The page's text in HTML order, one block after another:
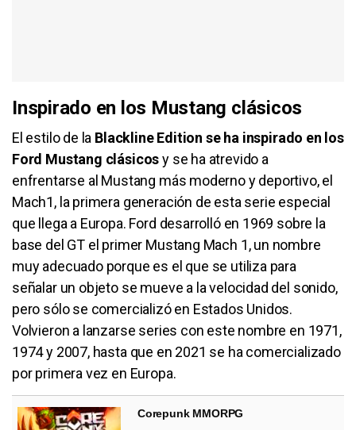
Inspirado en los Mustang clásicos
El estilo de la Blackline Edition se ha inspirado en los
Ford Mustang clásicosy se ha atrevido a
enfrentarse al Mustang más moderno y deportivo, el
Mach1, la primera generación de esta serie especial
que llega a Europa. Ford desarrolló en 1969 sobre la
base del GT el primer Mustang Mach 1, un nombre
muy adecuado porque es el que se utiliza para
señalar un objeto se mueve a la velocidad del sonido,
pero sólo se comercializó en Estados Unidos.
Volvieron a lanzarse series con este nombre en 1971,
1974 y 2007, hasta que en 2021 se ha comercializado
por primera vez en Europa.
Corepunk MMORPG